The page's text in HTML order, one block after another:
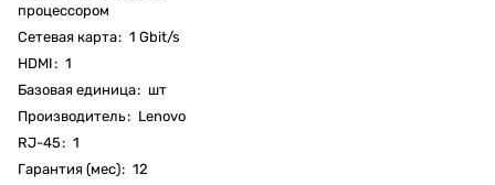
процессором
Cетевая карта: 1 Gbit/s
HDMI: 1
Базовая единица: шт
Производитель: Lenovo
RJ-45: 1
Гарантия (мес): 12